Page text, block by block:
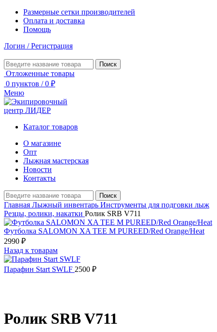
Размерные сетки производителей
Оплата и доставка
Помощь
Логин / Регистрация
Поиск
Отложенные товары
0 пунктов / 0 ₽
Меню
Каталог товаров
О магазине
Опт
Лыжная мастерская
Новости
Контакты
Поиск
Главная Лыжный инвентарь Инструменты для подговки лыж
Резцы, ролики, накатки Ролик SRB V711
Футболка SALOMON XA TEE M PUREED/Red Orange/Heat
2990 ₽
Назад к товарам
Парафин Start SWLF 2500 ₽
Ролик SRB V711